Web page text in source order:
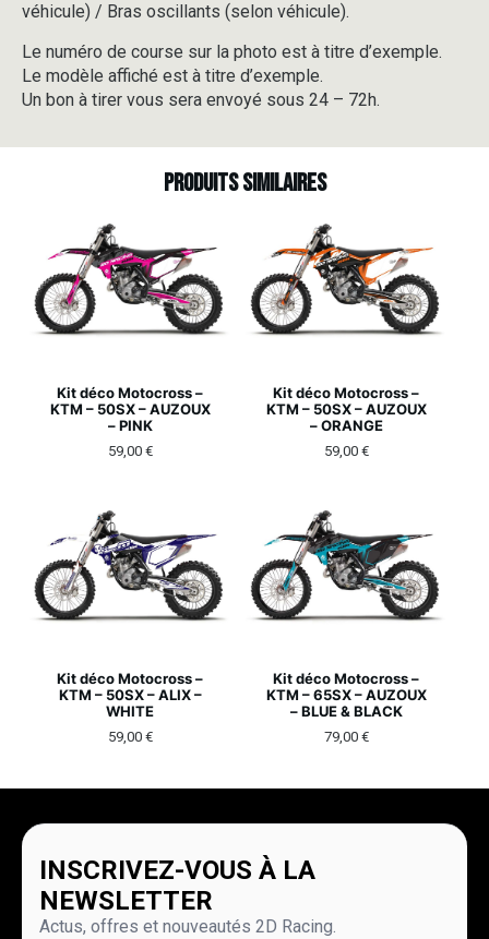
véhicule) / Bras oscillants (selon véhicule).
Le numéro de course sur la photo est à titre d’exemple.
Le modèle affiché est à titre d’exemple.
Un bon à tirer vous sera envoyé sous 24 – 72h.
Produits similaires
Kit déco Motocross –
KTM – 50SX – AUZOUX
– PINK
59,00 €
Kit déco Motocross –
KTM – 50SX – AUZOUX
– ORANGE
59,00 €
Kit déco Motocross –
KTM – 50SX – ALIX –
WHITE
59,00 €
Kit déco Motocross –
KTM – 65SX – AUZOUX
– BLUE & BLACK
79,00 €
INSCRIVEZ-VOUS À LA
NEWSLETTER
Actus, offres et nouveautés 2D Racing.